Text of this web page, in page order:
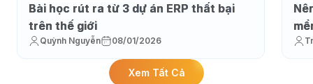
Bài học rút ra từ 3 dự án ERP thất bại
trên thế giới
Quỳnh Nguyễn 08/01/2026
Xem Tất Cả